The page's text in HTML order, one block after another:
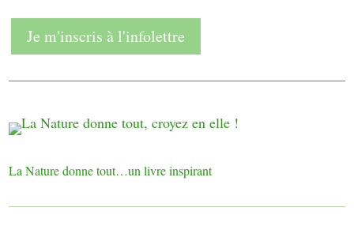
r
e
a
Je m'inscris à l'infolettre
La Nature donne tout…un livre inspirant